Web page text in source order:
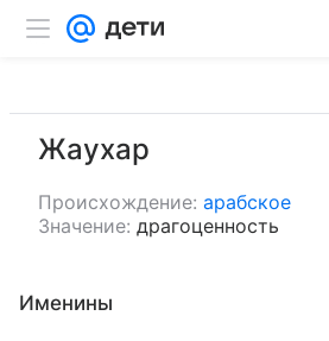
Жаухар
Происхождение: арабское
Значение: драгоценность
Именины